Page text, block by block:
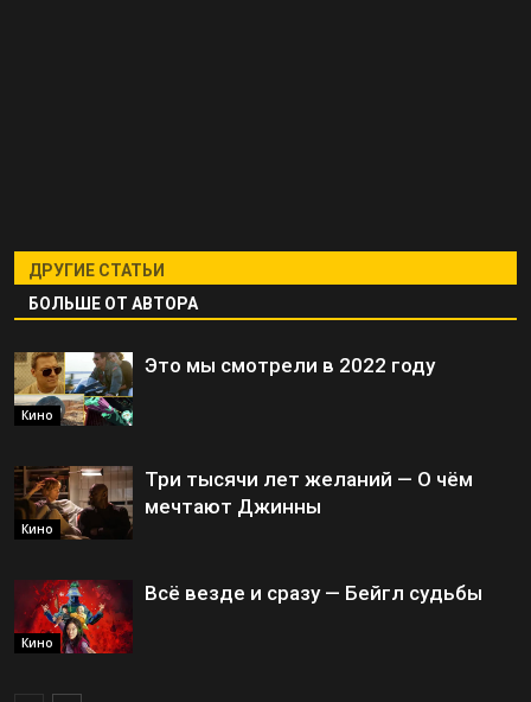
ДРУГИЕ СТАТЬИ
БОЛЬШЕ ОТ АВТОРА
Кино
Это мы смотрели в 2022 году
Кино
Три тысячи лет желаний — О чём
мечтают Джинны
Кино
Всё везде и сразу — Бейгл судьбы